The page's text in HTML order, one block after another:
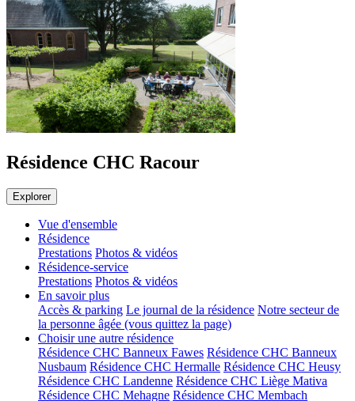
Résidence CHC Racour
Explorer
Vue d'ensemble
Résidence
Prestations Photos & vidéos
Résidence-service
Prestations Photos & vidéos
En savoir plus
Accès & parking Le journal de la résidence Notre secteur de
la personne âgée (vous quittez la page)
Choisir une autre résidence
Résidence CHC Banneux Fawes Résidence CHC Banneux
Nusbaum Résidence CHC Hermalle Résidence CHC Heusy
Résidence CHC Landenne Résidence CHC Liège Mativa
Résidence CHC Mehagne Résidence CHC Membach